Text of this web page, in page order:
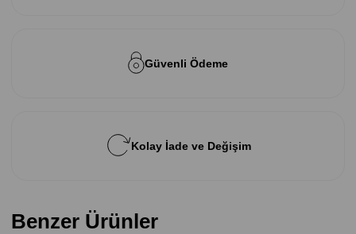
Güvenli Ödeme
Kolay İade ve Değişim
Benzer Ürünler